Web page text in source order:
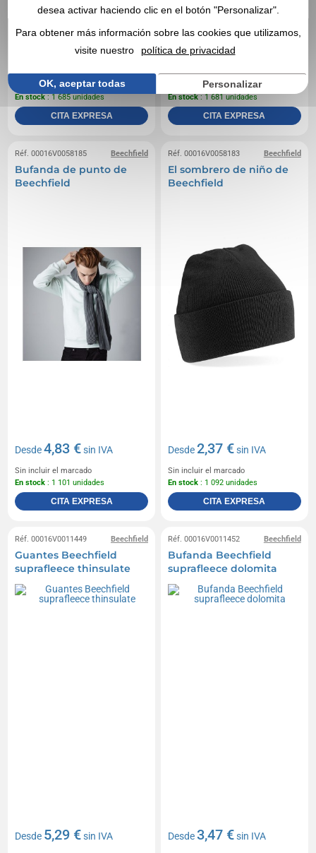
Sin incluir el marcado
En stock: 1 685 unidades
CITA EXPRESA
Sin incluir el marcado
En stock: 1 681 unidades
CITA EXPRESA
Beechfield
Réf. 00016V0058185
Bufanda de punto de
Beechfield
Desde4,83 €sin IVA
Sin incluir el marcado
En stock : 1 101 unidades
CITA EXPRESA
Beechfield
Réf. 00016V0058183
El sombrero de niño de
Beechfield
Desde2,37 €sin IVA
Sin incluir el marcado
En stock : 1 092 unidades
CITA EXPRESA
Beechfield
Réf. 00016V0011449
Guantes Beechfield
suprafleece thinsulate
Desde 5,29 €sin IVA
Beechfield
Réf. 00016V0011452
Bufanda Beechfield
suprafleece dolomita
Desde3,47 €sin IVA
desea activar haciendo clic en el botón "Personalizar".
Para obtener más información sobre las cookies que utilizamos,
visite nuestro
política de privacidad
OK, aceptar todas Personalizar